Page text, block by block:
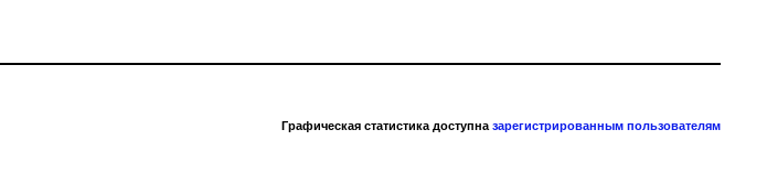
Графическая статистика доступна зарегистрированным пользователям